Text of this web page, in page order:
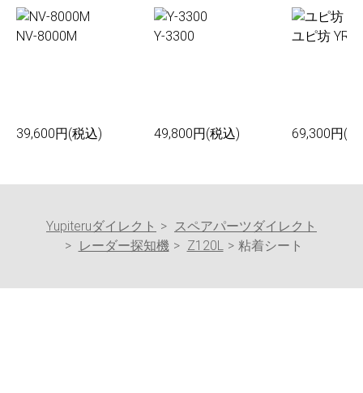
NV-8000M
39,600円(税込)
Y-3300
49,800円(税込)
ユピ坊 YR-
69,300円(
Yupiteruダイレクト
スペアパーツダイレクト
レーダー探知機
Z120L 粘着シート